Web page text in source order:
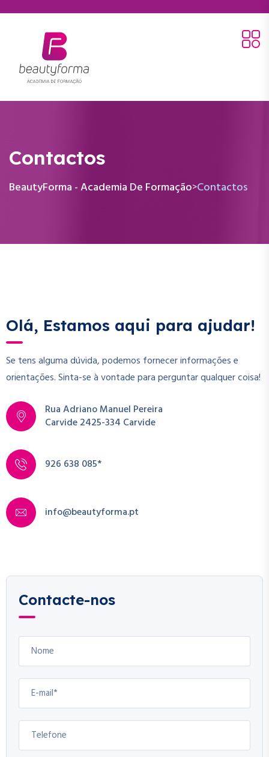
Contactos
BeautyForma - Academia De Formação>Contactos
Olá, Estamos aqui para ajudar!
Se tens alguma dúvida, podemos fornecer informações e
orientações. Sinta-se à vontade para perguntar qualquer coisa!
Rua Adriano Manuel Pereira
Carvide 2425-334 Carvide
926 638 085*
info@beautyforma.pt
Contacte-nos